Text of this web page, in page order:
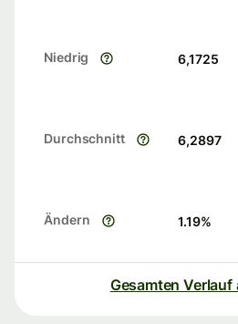
Niedrig 6,1725
Durchschnitt 6,2897
Ändern 1.19%
Gesamten Verlauf